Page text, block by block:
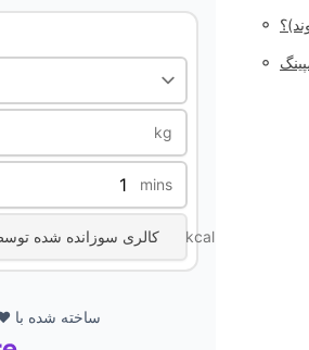
kg
mins
کالری سوزانده شده kcal
ساخته شده با
◦
◦